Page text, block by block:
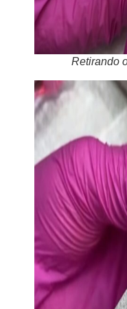
Retirando